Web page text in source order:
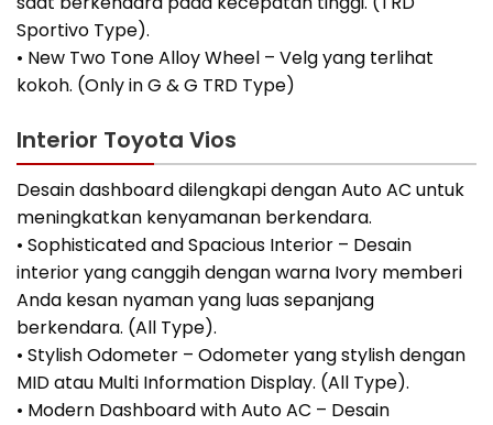
Sportivo Type).
• New Two Tone Alloy Wheel – Velg yang terlihat
kokoh. (Only in G & G TRD Type)
Interior Toyota Vios
Desain dashboard dilengkapi dengan Auto AC untuk
meningkatkan kenyamanan berkendara.
• Sophisticated and Spacious Interior – Desain
interior yang canggih dengan warna Ivory memberi
Anda kesan nyaman yang luas sepanjang
berkendara. (All Type).
• Stylish Odometer – Odometer yang stylish dengan
MID atau Multi Information Display. (All Type).
• Modern Dashboard with Auto AC – Desain